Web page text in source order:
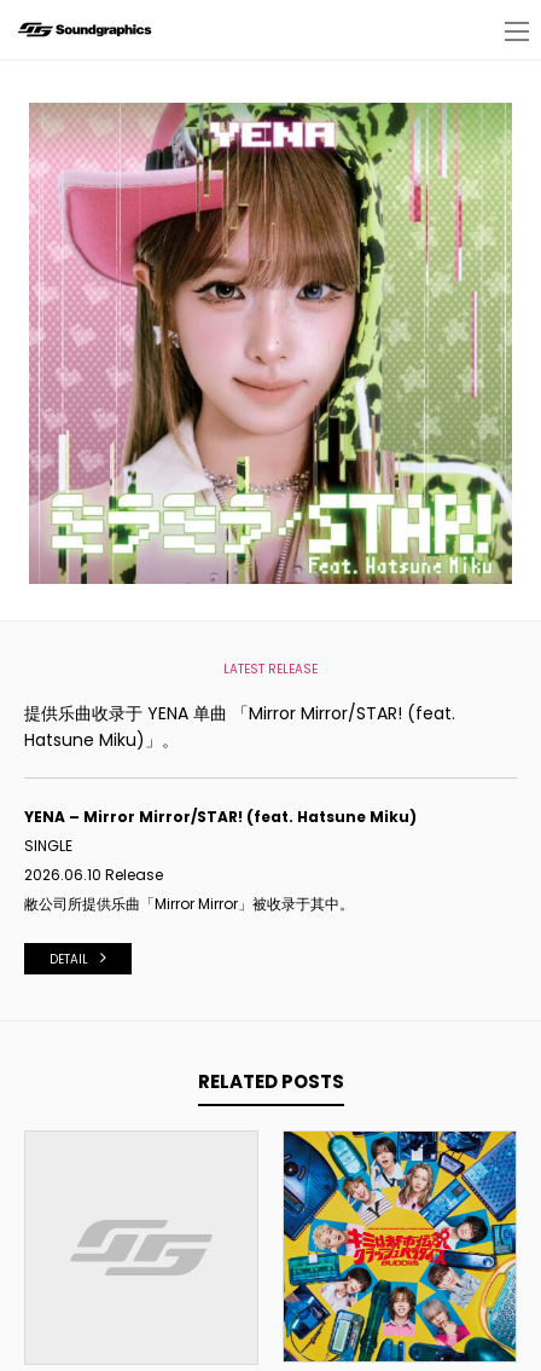
LATEST RELEASE
提供乐曲收录于 YENA 单曲 「Mirror Mirror/STAR! (feat.
Hatsune Miku)」。
YENA – Mirror Mirror/STAR! (feat. Hatsune Miku)
SINGLE
2026.06.10 Release
敝公司所提供乐曲「Mirror Mirror 」被收录于其中。
DETAIL
RELATED POSTS